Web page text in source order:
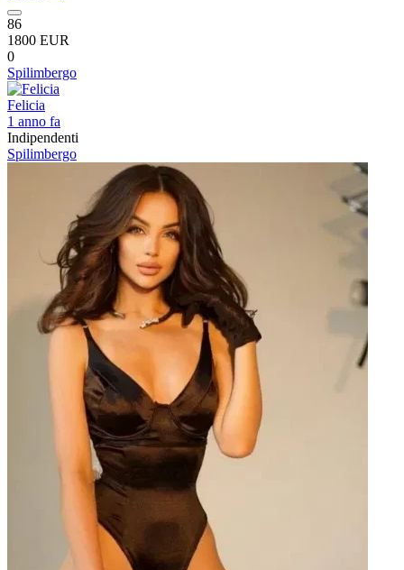
86
1800 EUR
0
Spilimbergo
Felicia
1 anno fa
Indipendenti
Spilimbergo